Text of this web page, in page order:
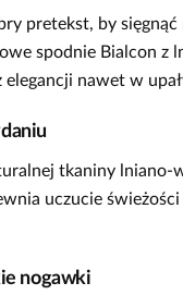
pretekst, by sięgnąć
spodnie Bialcon z
nawet w
tkaniny lniano-
uczucie
nogawki